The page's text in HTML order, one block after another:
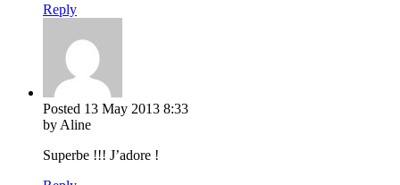
Reply
Posted 13 May 2013 8:33
by Aline
Superbe !!! J’adore !